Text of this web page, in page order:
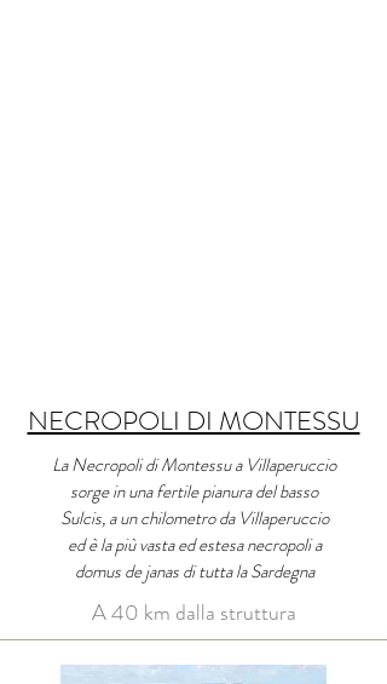
NECROPOLI DI MONTESSU
La Necropoli di Montessu a Villaperuccio
sorge in una fertile pianura del basso
Sulcis, a un chilometro da Villaperuccio
ed è la più vasta ed estesa necropoli a
domus de janas di tutta la Sardegna
A 40 km dalla struttura